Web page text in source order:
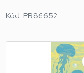
Kód: PR86652